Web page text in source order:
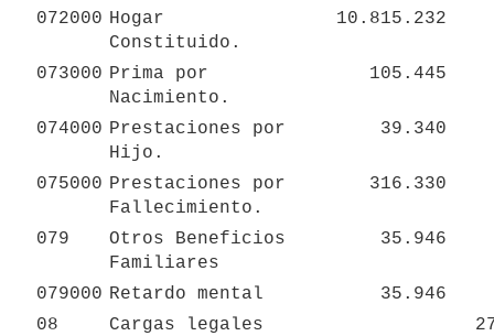
072000 Hogar
Constituido.
10.815.232
073000 Prima por
Nacimiento.
105.445
074000 Prestaciones por
Hijo.
39.340
075000 Prestaciones por
Fallecimiento.
316.330
079
Otros Beneficios
Familiares
35.946
079000 Retardo mental
35.946
08
Cargas legales